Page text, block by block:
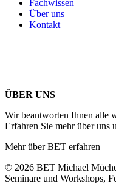
Fachwissen
Über uns
Kontakt
ÜBER UNS
Wir beantworten Ihnen alle
Erfahren Sie mehr über uns
Mehr über BET erfahren
© 2026 BET Michael
Seminare und Workshops,